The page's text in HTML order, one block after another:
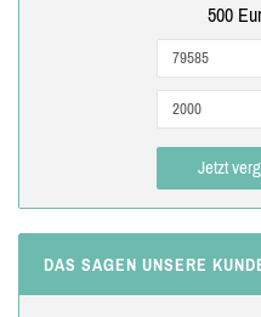
500
Jetzt
DAS SAGEN UNSERE